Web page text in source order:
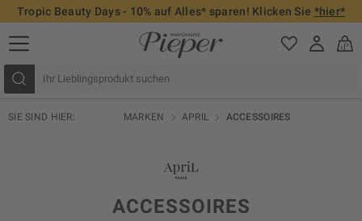
Tropic Beauty Days - 10% auf Alles* sparen! Klicken Sie *hier*
SIE SIND HIER: MARKEN APRIL ACCESSOIRES
ACCESSOIRES